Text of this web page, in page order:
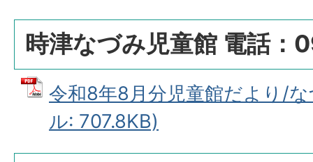
時津なづみ児童館 電話
令和8年8月分児童館だより/
ル: 707.8KB)